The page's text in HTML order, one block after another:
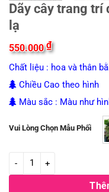
Dãy cây trang trí
lạ
550.000₫
Chất liệu : hoa và thân
Chiều Cao theo hình
Màu sắc : Màu như
Vui Lòng Chọn Mẫu Phối
Dãy cây trang trí dọc